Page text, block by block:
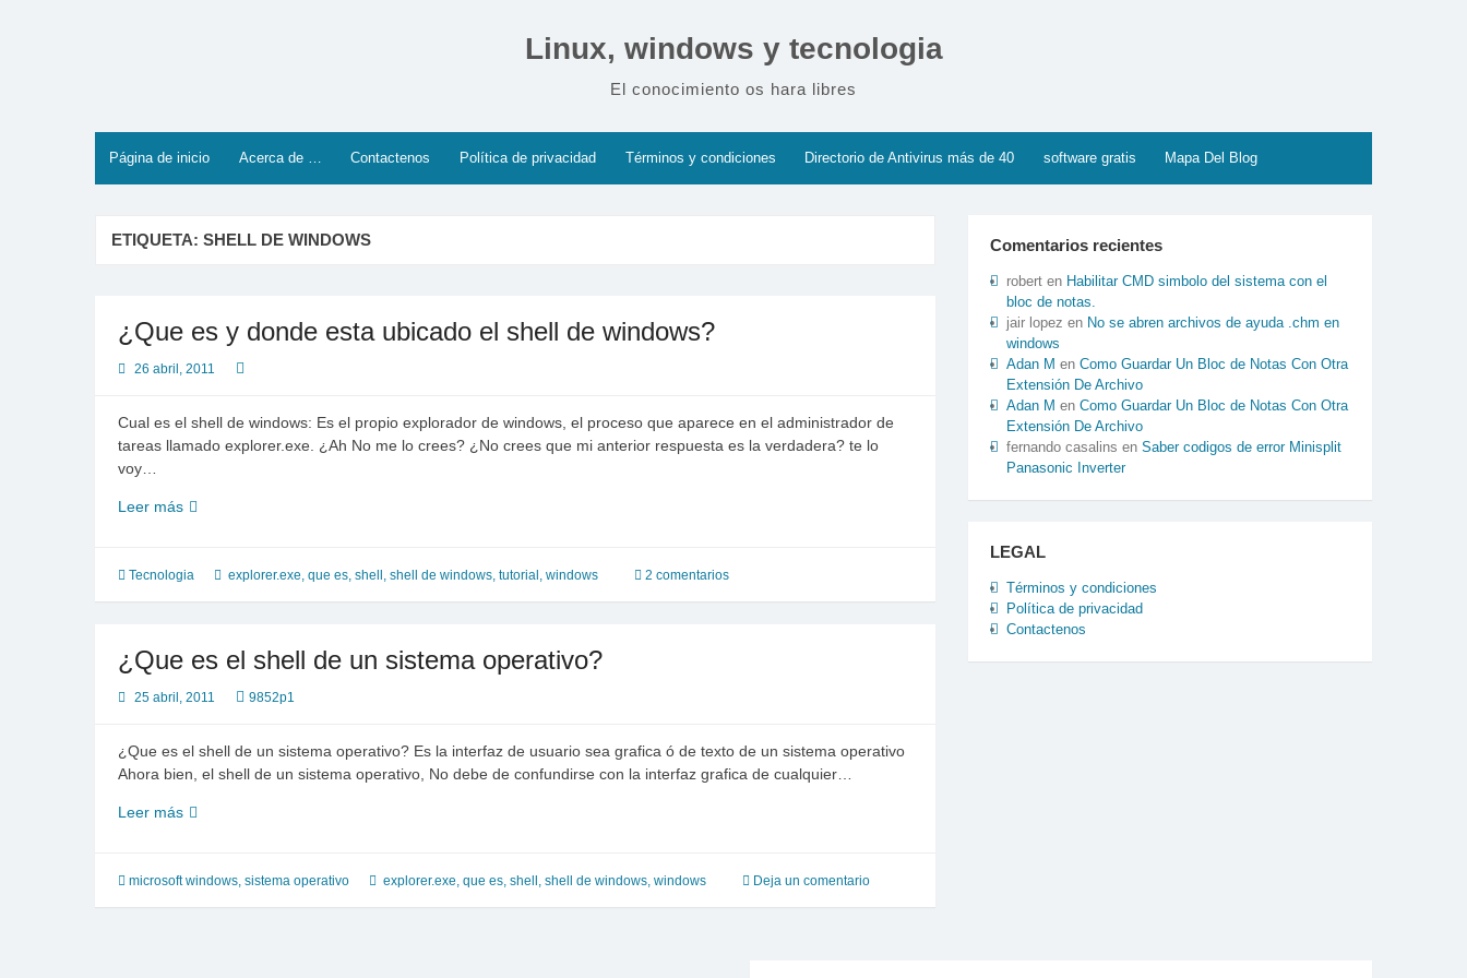
Linux, windows y tecnologia
El conocimiento os hara libres
Página de inicio Acerca de … Contactenos Política de privacidad Términos y condiciones Directorio de Antivirus más de 40 software gratis Mapa Del Blog
ETIQUETA: SHELL DE WINDOWS
¿Que es y donde esta ubicado el shell de windows?
26 abril, 2011
Cual es el shell de windows: Es el propio explorador de windows, el proceso que aparece en el administrador de
tareas llamado explorer.exe. ¿Ah No me lo crees? ¿No crees que mi anterior respuesta es la verdadera? te lo
voy…
Leer más¿Que
donde
shell
de
Tecnologia explorer.exe, que es, shell , shell de windows, tutorial , windows 2 comentarios
¿Que es el shell de un sistema operativo?
25 abril, 2011 9852p1
¿Que es el shell de un sistema operativo? Es la interfaz de usuario sea grafica ó de texto de un sistema operativo
Ahora bien, el shell de un sistema operativo, No debe de confundirse con la interfaz grafica de cualquier…
Leer más¿Que
shell
microsoft windows, sistema operativo explorer.exe, que es, shell , shell de windows, windows Deja un comentario
Comentarios recientes
roberten Habilitar CMD simbolo del sistema con el
bloc de notas.
jair lopez en No se abren archivos de ayuda .chm en
windows
Adan M en Como Guardar Un Bloc de Notas Con Otra
Extensión De Archivo
Adan M en Como Guardar Un Bloc de Notas Con Otra
Extensión De Archivo
fernando casalins en Saber codigos de error Minisplit
Panasonic Inverter
LEGAL
Términos y condiciones
Política de privacidad
Contactenos